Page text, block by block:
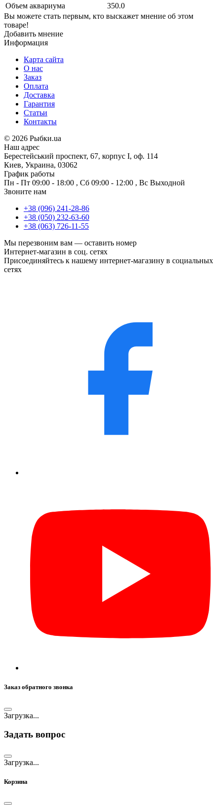
Объем аквариума
350.0
Вы можете стать первым, кто выскажет мнение об этом
товаре!
Добавить мнение
Информация
Карта сайта
О нас
Заказ
Оплата
Доставка
Гарантия
Статьи
Контакты
© 2026 Рыбки.ua
Наш адрес
Берестейський проспект, 67, корпус I, оф. 114
Киев, Украина, 03062
График работы
Пн - Пт 09:00 - 18:00 , Сб 09:00 - 12:00 , Вс Выходной
Звоните нам
+38 (096) 241-28-86
+38 (050) 232-63-60
+38 (063) 726-11-55
Мы перезвоним вам — оставить номер
Интернет-магазин в соц. сетях
Присоединяйтесь к нашему интернет-магазину в социальных
сетях
Заказ обратного звонка
Загрузка...
Задать вопрос
Загрузка...
Корзина